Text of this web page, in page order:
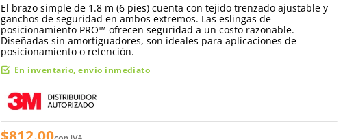
El brazo simple de 1.8 m (6 pies) cuenta con tejido trenzado ajustable y
ganchos de seguridad en ambos extremos. Las eslingas de
posicionamiento PRO™ ofrecen seguridad a un costo razonable.
Diseñadas sin amortiguadores, son ideales para aplicaciones de
posicionamiento o retención.
En inventario, envío inmediato